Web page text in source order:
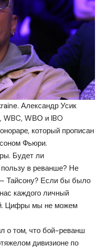
Александр Усик
WBC, WВО и IBO
который прописан
Фьюри.
Будет ли
в реванше? Не
Тайсону? Если бы было
каждого личный
Цифры мы не можем
о том, что бой-реванш
дивизионе по